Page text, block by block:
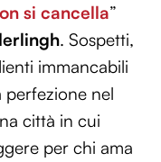
si cancella”
. Sospetti,
immancabili
perfezione nel
città in cui
per chi ama